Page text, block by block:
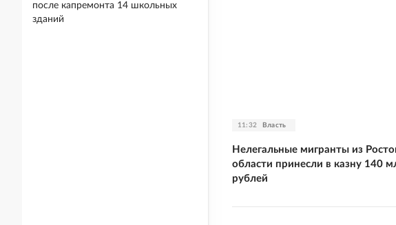
11:32 Власть
Нелегальные мигранты из
области принесли в казну 140
рублей
после капремонта 14 школьных
зданий